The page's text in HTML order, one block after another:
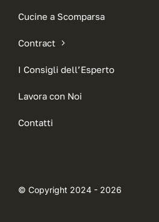
Cucine a Scomparsa
Contract
I Consigli dell’Esperto
Lavora con Noi
Contatti
© Copyright 2024 - 2026